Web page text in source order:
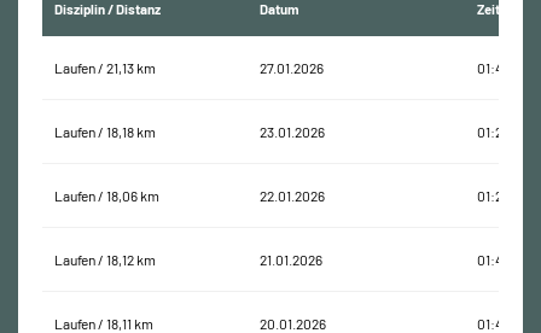
Disziplin / Distanz Datum Zeit
Laufen / 21,13 km 27.01.2026 01:46:09
Laufen / 18,18 km 23.01.2026 01:26:41
Laufen / 18,06 km 22.01.2026 01:26:20
Laufen / 18,12 km 21.01.2026 01:42:55
Laufen / 18,11 km 20.01.2026 01:40:32